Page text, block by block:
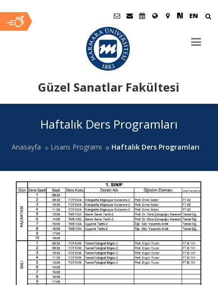
EN
Güzel Sanatlar Fakültesi
Haftalık Ders Programları
Anasayfa Lisans Programı Haftalık Ders Programları